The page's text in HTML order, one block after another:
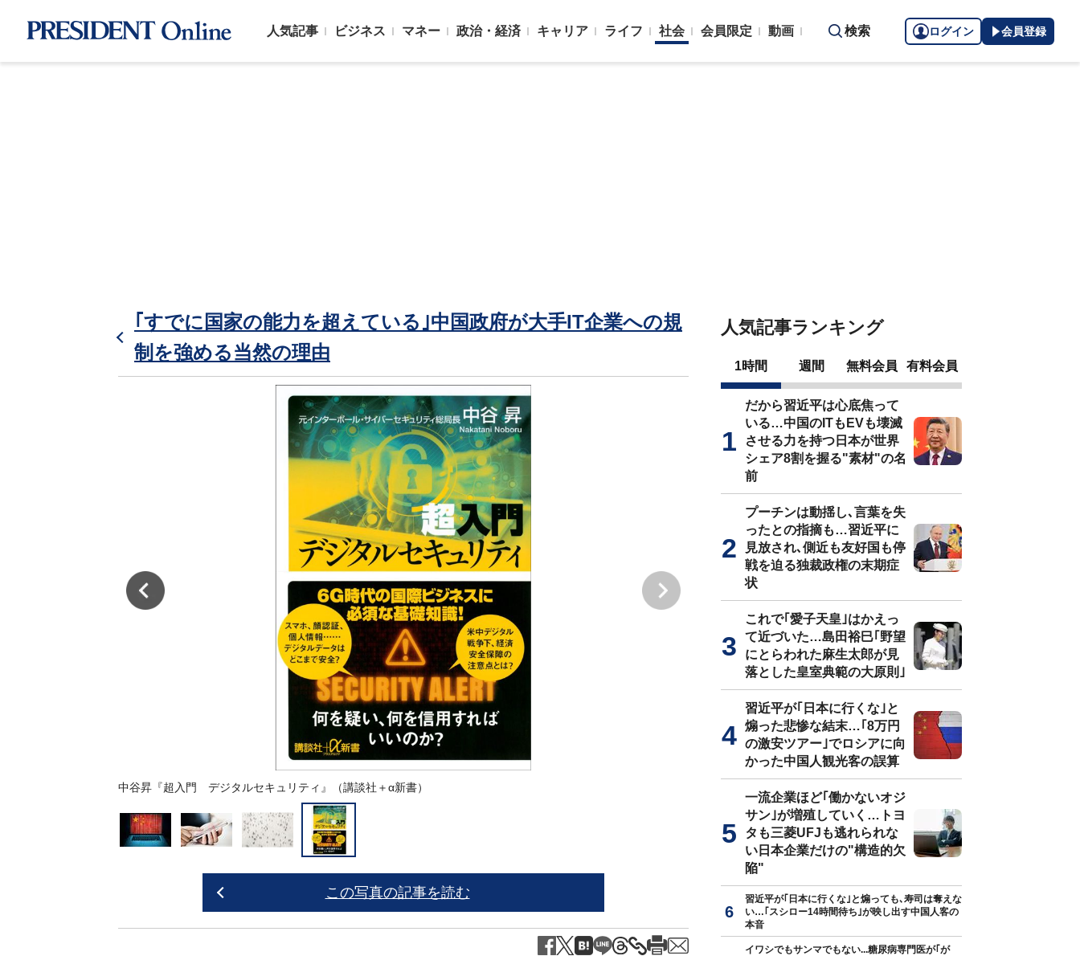
人気記事 ビジネス マネー 政治・経済 キャリア ライフ 社会 会員限定 動画 検索 ログイン 会員登録
｢すでに国家の能力を超えている｣中国政府が大手IT企業への規
制を強める当然の理由
中谷昇『超入門 デジタルセキュリティ』（講談社＋α新書）
この写真の記事を読む
人気記事ランキング
1時間 週間 無料会員 有料会員
だから習近平は心底焦って
いる…中国のITもEVも壊滅
させる力を持つ日本が世界
シェア8割を握る"素材"の名
前
プーチンは動揺し､言葉を失
ったとの指摘も…習近平に
見放され､側近も友好国も停
戦を迫る独裁政権の末期症
状
これで｢愛子天皇｣はかえっ
て近づいた…島田裕巳｢野望
にとらわれた麻生太郎が見
落とした皇室典範の大原則｣
習近平が｢日本に行くな｣と
煽った悲惨な結末…｢8万円
の激安ツアー｣でロシアに向
かった中国人観光客の誤算
一流企業ほど｢働かないオジ
サン｣が増殖していく…トヨ
タも三菱UFJも逃れられな
い日本企業だけの"構造的欠
陥"
習近平が｢日本に行くな｣と煽っても､寿司は奪えな
い…｢スシロー14時間待ち｣が映し出す中国人客の
本音
イワシでもサンマでもない...糖尿病専門医が｢が